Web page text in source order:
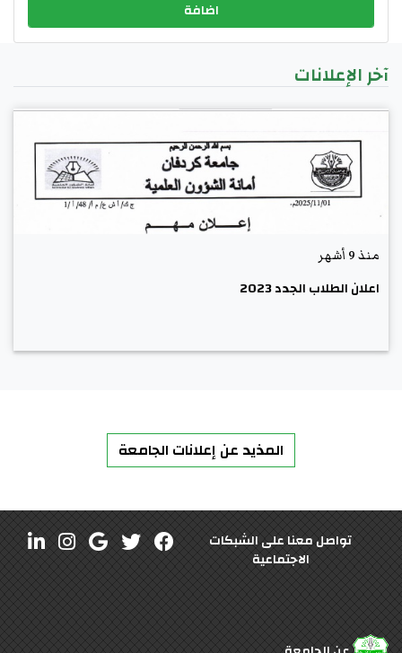
آخر الإعلانات
منذ 9 أشهر
اعلان الطلاب الجدد 2023
المذيد عن إعلانات الجامعة
تواصل معنا على الشبكات
الاجتماعية